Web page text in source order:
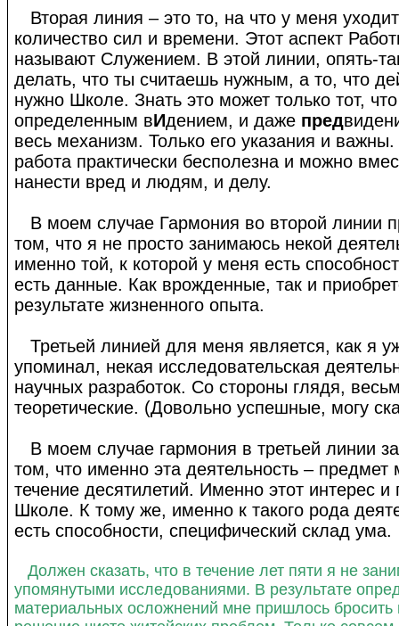
Вторая линия – это то, на что у меня
количество сил и времени. Этот аспект
называют Служением. В этой линии, опять-
делать, что ты считаешь нужным, а то, что
нужно Школе. Знать это может только тот,
определенным вИдением, и даже пред
весь механизм. Только его указания и
работа практически бесполезна и можно
нанести вред и людям, и делу.
В моем случае Гармония во второй линии
том, что я не просто занимаюсь некой
именно той, к которой у меня есть
есть данные. Как врожденные, так и
результате жизненного опыта.
Третьей линией для меня является, как я
упоминал, некая исследовательская
научных разработок. Со стороны глядя,
теоретические. (Довольно успешные, могу
В моем случае гармония в третьей линии
том, что именно эта деятельность – предмет
течение десятилетий. Именно этот интерес
Школе. К тому же, именно к такого рода
есть способности, специфический склад ума.
Должен сказать, что в течение лет пяти я не
упомянутыми исследованиями. В результате
материальных осложнений мне пришлось бросить